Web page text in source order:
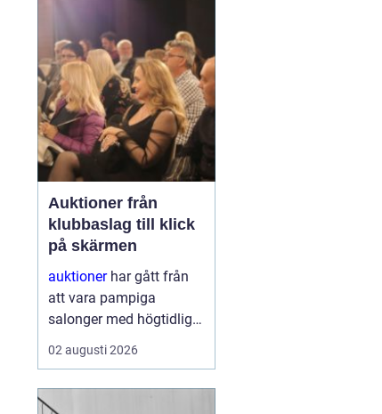
används dagligen.
Många i Lund funderar
på om de ska slipa
själva hemma eller
lämna in sina knivar.03
augusti 2026
Auktioner från
klubbaslag till klick
på skärmen
auktionerhar gått från
att vara pampiga
salonger med högtidliga
klubbeslag till att bli en
vardaglig del av livet
som helst, oavsett
02 augusti 2026